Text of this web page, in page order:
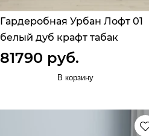
Гардеробная Урбан Лофт 01
белый дуб крафт табак
81790 руб.
В корзину